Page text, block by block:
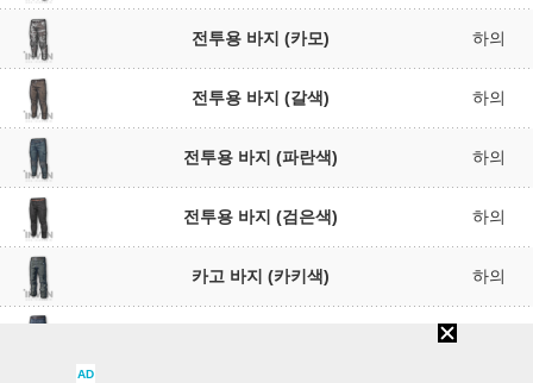
전투용 바지 (카모) 하의
전투용 바지 (갈색) 하의
전투용 바지 (파란색) 하의
전투용 바지 (검은색) 하의
카고 바지 (카키색) 하의
AD